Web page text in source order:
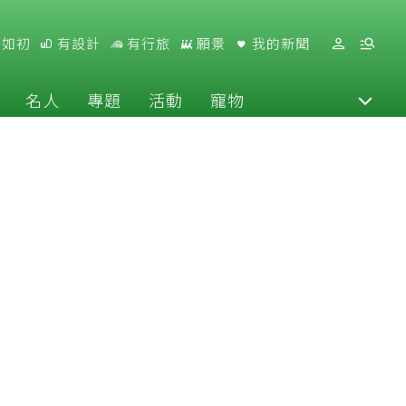
初 有設計 有行旅 願景 我的新聞
名人 專題 活動 寵物